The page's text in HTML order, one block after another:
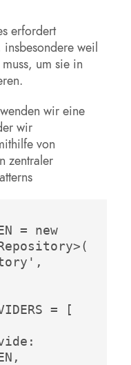
erfordert
weil
um sie in
wir eine
wir
von
zentraler
= new
= [